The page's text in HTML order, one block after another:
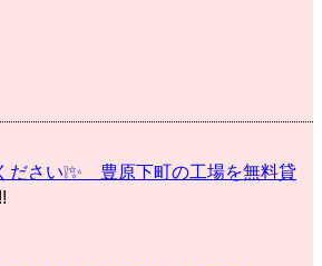
ださい❕✨ 豊原下町の工場を無料貸